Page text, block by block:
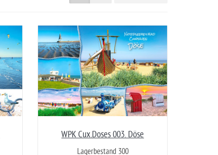
WPK Cux.Doses 003. Döse
Lagerbestand 300